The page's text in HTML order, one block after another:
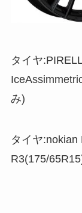
タイヤ
み)
タイヤ:nokian
R3(175/